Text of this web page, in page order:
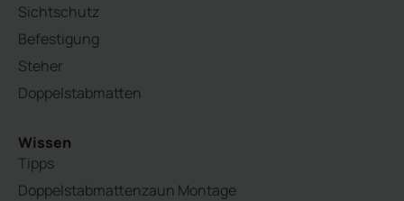
Sichtschutz
Befestigung
Steher
Doppelstabmatten
Wissen
Tipps
Doppelstabmattenzaun Montage